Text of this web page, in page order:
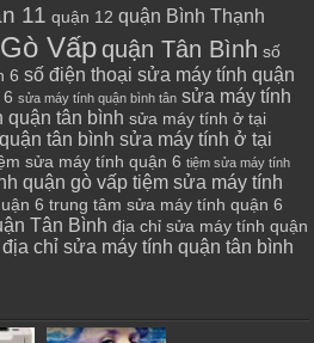
11 quận 12 quận Bình Thạnh
Vấp quận Tân Bình số
6 số điện thoại sửa máy tính quận
sửa máy tính quận bình tân sửa máy tính
quận tân bình sửa máy tính ở tại
tân bình sửa máy tính ở tại
sửa máy tính quận 6 tiệm sửa máy tính
quận gò vấp tiệm sửa máy tính
6 trung tâm sửa máy tính quận 6
Tân Bình địa chỉ sửa máy tính quận
địa chỉ sửa máy tính quận tân bình